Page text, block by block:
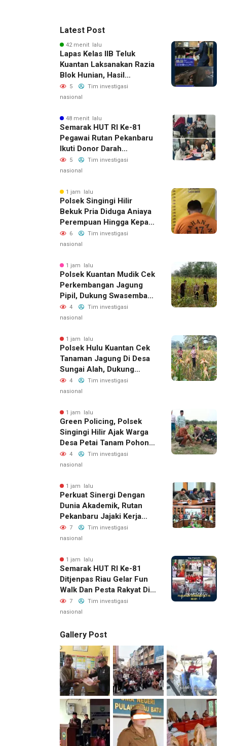
Latest Post
42 menit lalu
Lapas Kelas IIB Teluk
Kuantan Laksanakan Razia
Blok Hunian, Hasil
Penggeledahan Nihil
Barang Terlarang
5
Tim investigasi
nasional
48 menit lalu
Semarak HUT RI Ke-81
Pegawai Rutan Pekanbaru
Ikuti Donor Darah
Ditjenpas Riau
5
Tim investigasi
nasional
1 jam lalu
Polsek Singingi Hilir
Bekuk Pria Diduga Aniaya
Perempuan Hingga Kepala
Berdarah
6
Tim investigasi
nasional
1 jam lalu
Polsek Kuantan Mudik Cek
Perkembangan Jagung
Pipil, Dukung Swasembada
Pangan 2026
4
Tim investigasi
nasional
1 jam lalu
Polsek Hulu Kuantan Cek
Tanaman Jagung Di Desa
Sungai Alah, Dukung
Swasembada Pangan 2026
4
Tim investigasi
nasional
1 jam lalu
Green Policing, Polsek
Singingi Hilir Ajak Warga
Desa Petai Tanam Pohon
Dan Peduli Lingkungan
4
Tim investigasi
nasional
1 jam lalu
Perkuat Sinergi Dengan
Dunia Akademik, Rutan
Pekanbaru Jajaki Kerja
Sama Magang Lintas
Program Studi Bersama
7
Tim investigasi
nasional
1 jam lalu
Semarak HUT RI Ke-81
Ditjenpas Riau Gelar Fun
Walk Dan Pesta Rakyat Di
Rutan Pekanbaru
7
Tim investigasi
nasional
Gallery Post